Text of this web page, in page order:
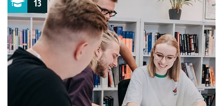
13